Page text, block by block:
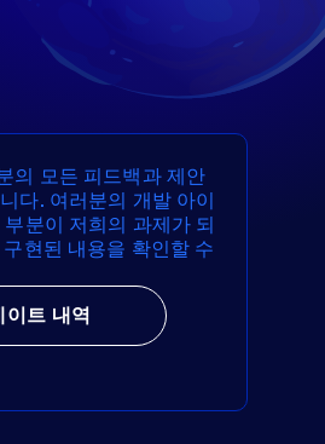
의 모든 피드백과 제안
다. 여러분의 개발 아이
분이 저희의 과제가 되
현된 내용을 확인할 수
이트 내역